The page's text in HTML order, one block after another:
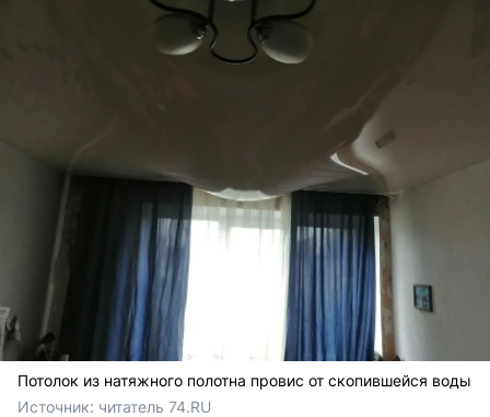
Потолок из натяжного полотна провис от скопившейся воды
Источник: читатель 74.RU